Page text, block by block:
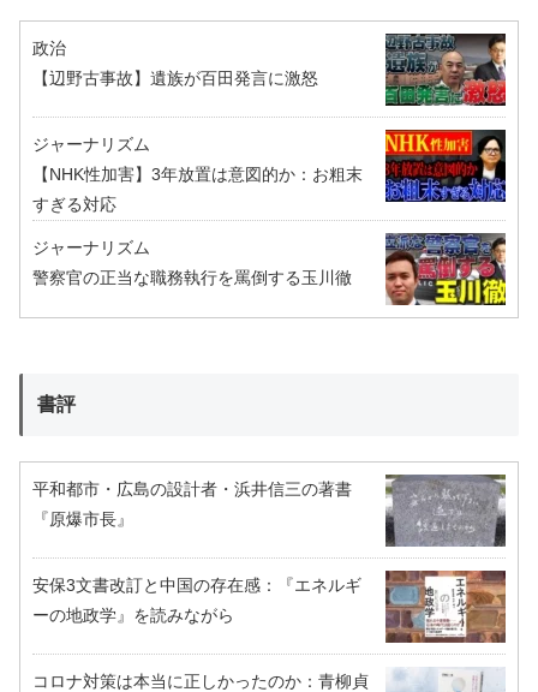
政治
【辺野古事故】遺族が百田発言に激怒
ジャーナリズム
【NHK性加害】3年放置は意図的か：お粗末
すぎる対応
ジャーナリズム
警察官の正当な職務執行を罵倒する玉川徹
書評
平和都市・広島の設計者・浜井信三の著書
『原爆市長』
安保3文書改訂と中国の存在感：『エネルギ
ーの地政学』を読みながら
コロナ対策は本当に正しかったのか：青柳貞